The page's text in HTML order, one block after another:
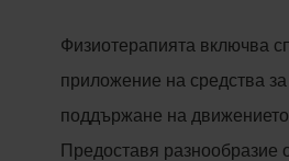
Физиотерапията включва
приложение на средства
поддържане на
Предоставя